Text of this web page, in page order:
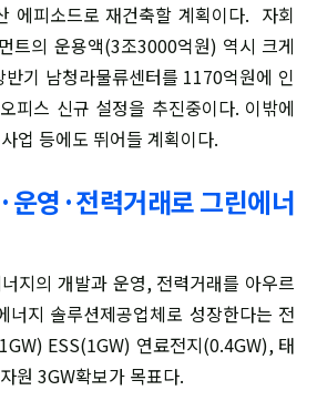
에피소드로 재건축할 계획이다. 자회
트의 운용액(3조3000억원) 역시 크게
기 남청라물류센터를 1170억원에 인
피스 신규 설정을 추진중이다. 이밖에
업 등에도 뛰어들 계획이다.
운영·전력거래로 그린에너
지의 개발과 운영, 전력거래를 아우르
너지 솔루션제공업체로 성장한다는 전
ESS(1GW) 연료전지(0.4GW), 태
원 3GW확보가 목표다.